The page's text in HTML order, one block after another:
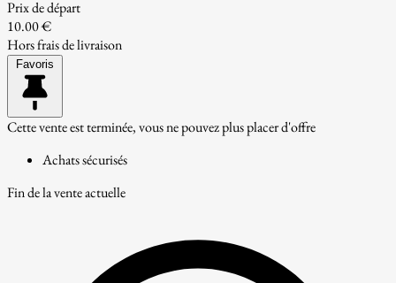
Prix de départ
10.00 €
Hors frais de livraison
Favoris
Cette vente est terminée, vous ne pouvez plus placer d'offre
Achats sécurisés
Fin de la vente actuelle